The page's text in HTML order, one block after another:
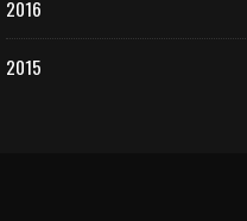
2016
2015